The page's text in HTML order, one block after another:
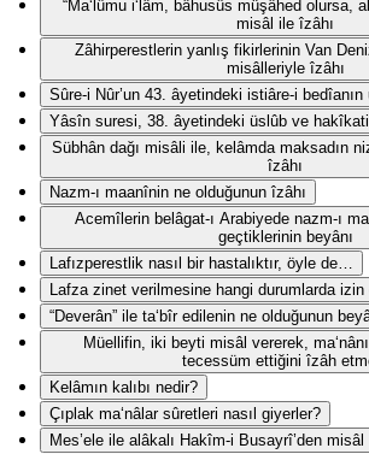
“Ma‘lûmu i‘lâm, bâhusûs müşâhed olursa,
misâl ile îzâhı
Zâhirperestlerin yanlış fikirlerinin Van
misâlleriyle îzâhı
Sûre-i Nûr’un 43. âyetindeki istiâre-i bedîanın
Yâsîn suresi, 38. âyetindeki üslûb ve
Sübhân dağı misâli ile, kelâmda maksadın
îzâhı
Nazm-ı maanînin ne olduğunun îzâhı
Acemîlerin belâgat-ı Arabiyede nazm-ı
geçtiklerinin beyânı
Lafızperestlik nasıl bir hastalıktır, öyle de…
Lafza zinet verilmesine hangi durumlarda
“Deverân” ile ta‘bîr edilenin ne olduğunun
Müellifin, iki beyti misâl vererek,
tecessüm ettiğini îzâh
Kelâmın kalıbı nedir?
Çıplak ma‘nâlar sûretleri nasıl giyerler?
Mes’ele ile alâkalı Hakîm-i Busayrî’den misâl